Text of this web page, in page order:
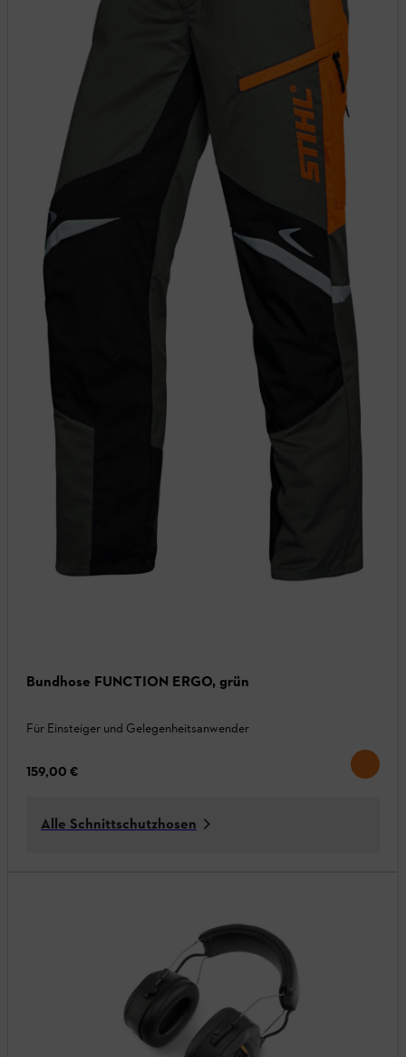
Bundhose FUNCTION ERGO, grün
Für Einsteiger und Gelegenheitsanwender
159,00 €
Alle Schnittschutzhosen